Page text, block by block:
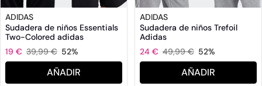
ADIDAS
Sudadera de niños Essentials
Two-Colored adidas
19 € 39,99 € 52%
AÑADIR
ADIDAS
Sudadera de niños Trefoil
Adidas
24 € 49,99 € 52%
AÑADIR